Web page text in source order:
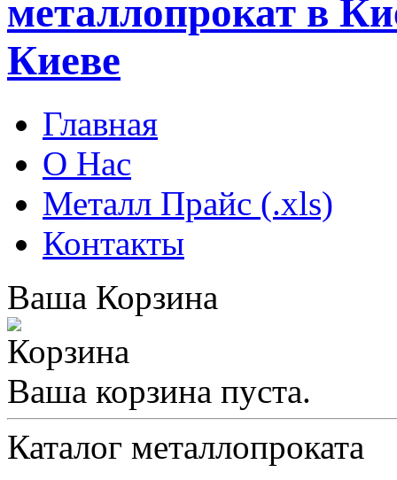
металлопрокат в
Киеве
Главная
О Нас
Металл Прайс (.xls)
Контакты
Ваша Корзина
Ваша корзина пуста.
Каталог металлопроката